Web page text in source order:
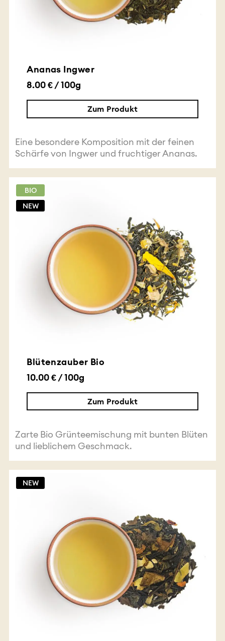
Ananas Ingwer
8.00 € / 100g
Zum Produkt
Eine besondere Komposition mit der feinen
Schärfe von Ingwer und fruchtiger Ananas.
BIO
NEW
Blütenzauber Bio
10.00 € / 100g
Zum Produkt
Zarte Bio Grünteemischung mit bunten Blüten
und lieblichem Geschmack.
NEW